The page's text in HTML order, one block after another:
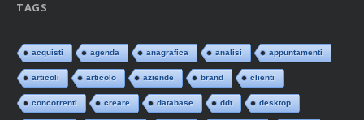
TAGS
acquisti agenda anagrafica analisi appuntamenti
articoli articolo aziende brand clienti
concorrenti creare database ddt desktop